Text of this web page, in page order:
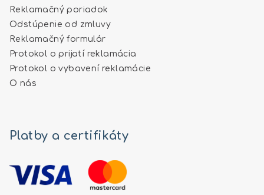
Reklamačný poriadok
Odstúpenie od zmluvy
Reklamačný formulár
Protokol o prijatí reklamácia
Protokol o vybavení reklamácie
O nás
Platby a certifikáty